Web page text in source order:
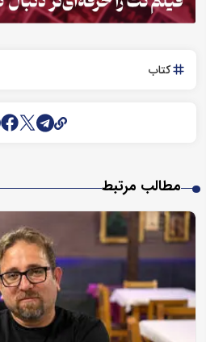
کتاب
مطالب مرتبط